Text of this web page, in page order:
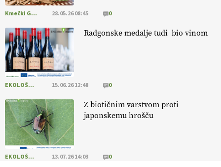
Kmečki Glas 28.05.26 08:45 0
Radgonske medalje tudi bio vinom
EKOLOŠKO LOGIČNO 15.06.26 12:48 0
Z biotičnim varstvom proti
japonskemu hrošču
EKOLOŠKO LOGIČNO 13.07.26 14:03 0